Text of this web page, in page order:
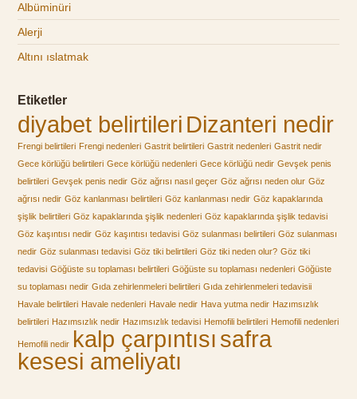
Albüminüri
Alerji
Altını ıslatmak
Etiketler
diyabet belirtileri Dizanteri nedir
Frengi belirtileri Frengi nedenleri Gastrit belirtileri Gastrit nedenleri Gastrit nedir
Gece körlüğü belirtileri Gece körlüğü nedenleri Gece körlüğü nedir Gevşek penis
belirtileri Gevşek penis nedir Göz ağrısı nasıl geçer Göz ağrısı neden olur Göz
ağrısı nedir Göz kanlanması belirtileri Göz kanlanması nedir Göz kapaklarında
şişlik belirtileri Göz kapaklarında şişlik nedenleri Göz kapaklarında şişlik tedavisi
Göz kaşıntısı nedir Göz kaşıntısı tedavisi Göz sulanması belirtileri Göz sulanması
nedir Göz sulanması tedavisi Göz tiki belirtileri Göz tiki neden olur? Göz tiki
tedavisi Göğüste su toplaması belirtileri Göğüste su toplaması nedenleri Göğüste
su toplaması nedir Gıda zehirlenmeleri belirtileri Gıda zehirlenmeleri tedavisii
Havale belirtileri Havale nedenleri Havale nedir Hava yutma nedir Hazımsızlık
belirtileri Hazımsızlık nedir Hazımsızlık tedavisi Hemofili belirtileri Hemofili nedenleri
Hemofili nedir kalp çarpıntısı safra
kesesi ameliyatı